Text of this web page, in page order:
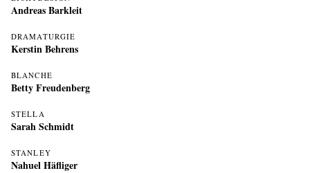
Andreas Barkleit
DRAMATURGIE
Kerstin Behrens
BLANCHE
Betty Freudenberg
STELLA
Sarah Schmidt
STANLEY
Nahuel Häfliger